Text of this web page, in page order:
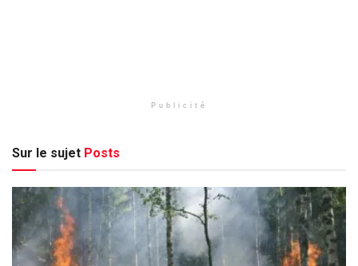
Publicité
Sur le sujet Posts